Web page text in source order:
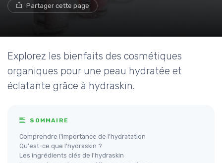
Partager cette page
Explorez les bienfaits des cosmétiques
organiques pour une peau hydratée et
éclatante grâce à hydraskin.
SOMMAIRE
Comprendre l'importance de l'hydratation
Qu'est-ce que l'hydraskin ?
Les ingrédients clés de l'hydraskin